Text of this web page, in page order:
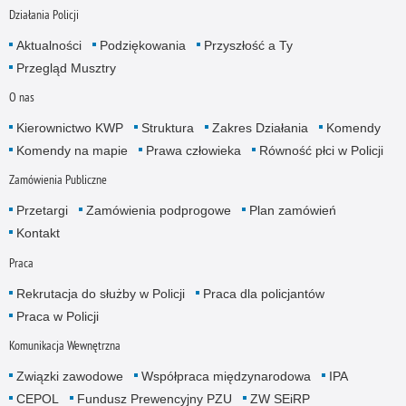
Działania Policji
Aktualności Podziękowania
Przyszłość a Ty
Przegląd Musztry
O nas
Kierownictwo KWP Struktura Zakres Działania
Komendy
Komendy na mapie
Prawa człowieka Równość płci w Policji
Zamówienia Publiczne
Przetargi Zamówienia podprogowe
Plan zamówień
Kontakt
Praca
Rekrutacja do służby w Policji
Praca dla policjantów
Praca w Policji
Komunikacja Wewnętrzna
Związki zawodowe Współpraca międzynarodowa
IPA
CEPOL
Fundusz Prewencyjny PZU ZW SEiRP